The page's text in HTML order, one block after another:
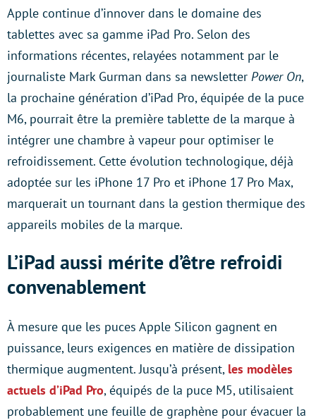
Apple continue d’innover dans le domaine des
tablettes avec sa gamme iPad Pro. Selon des
informations récentes, relayées notamment par le
journaliste Mark Gurman dans sa newsletter Power On,
la prochaine génération d’iPad Pro, équipée de la puce
M6, pourrait être la première tablette de la marque à
intégrer une chambre à vapeur pour optimiser le
refroidissement. Cette évolution technologique, déjà
adoptée sur les iPhone 17 Pro et iPhone 17 Pro Max,
marquerait un tournant dans la gestion thermique des
appareils mobiles de la marque.
L’iPad aussi mérite d’être refroidi
convenablement
À mesure que les puces Apple Silicon gagnent en
puissance, leurs exigences en matière de dissipation
thermique augmentent. Jusqu’à présent, les modèles
actuels d’iPad Pro, équipés de la puce M5, utilisaient
probablement une feuille de graphène pour évacuer la